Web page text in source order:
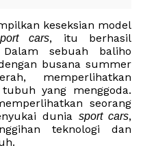
keseksian model
cars, itu berhasil
sebuah baliho
busana summer
memperlihatkan
yang menggoda.
seorang
duniasport cars,
teknologi dan